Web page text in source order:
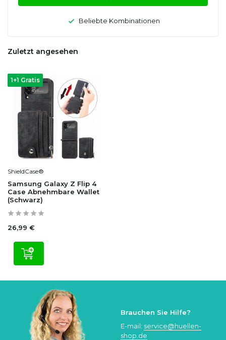
Beliebte Kombinationen
Zuletzt angesehen
1+1 Gratis
ShieldCase®
Samsung Galaxy Z Flip 4
Case Abnehmbare Wallet
(Schwarz)
26,99 €
Brauchen Sie Hilfe?
E-mail: service@huellen-
shop.de